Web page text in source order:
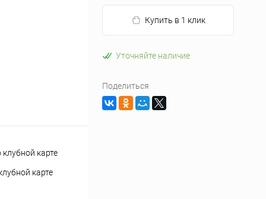
карте
Купить в 1 клик
Уточняйте наличие
Поделиться